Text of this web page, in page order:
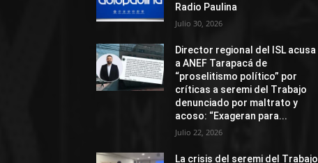
Radio Paulina
Julio 30, 2026
Director regional del ISL acusa
a ANEF Tarapacá de
“proselitismo político” por
críticas a seremi del Trabajo
denunciado por maltrato y
acoso: “Exageran para...
Julio 22, 2026
La crisis del seremi del Trabajo